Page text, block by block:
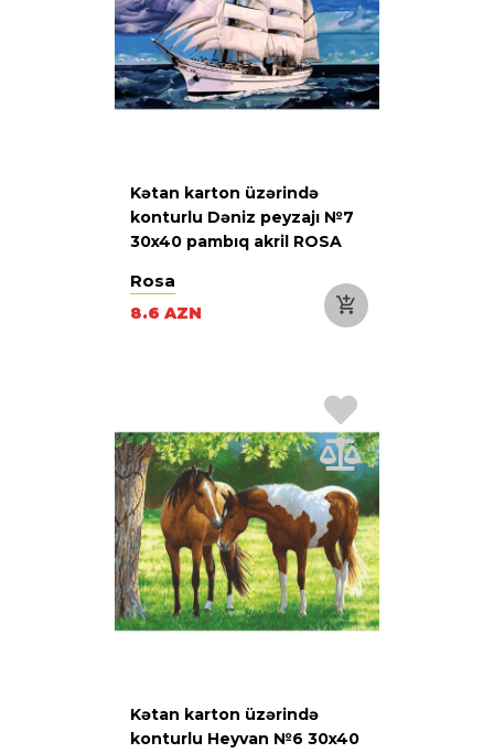
Kətan karton üzərində
konturlu Dəniz peyzajı №7
30x40 pambıq akril ROSA
Rosa
8.6 AZN
Kətan karton üzərində
konturlu Heyvan №6 30x40